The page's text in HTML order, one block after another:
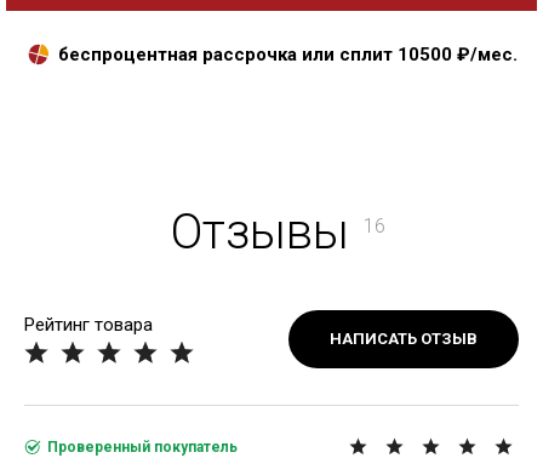
беспроцентная рассрочка или сплит 10500₽/мес.
Отзывы 16
Рейтинг товара
НАПИСАТЬ ОТЗЫВ
Проверенный покупатель